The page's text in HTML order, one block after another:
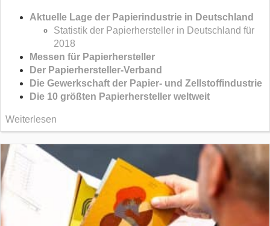
Aktuelle Lage der Papierindustrie in Deutschland
Statistik der Papierhersteller in Deutschland für
2018
Messen für Papierhersteller
Der Papierhersteller-Verband
Die Gewerkschaft der Papier- und Zellstoffindustrie
Die 10 größten Papierhersteller weltweit
Weiterlesen